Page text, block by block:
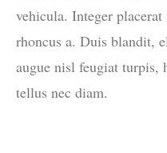
vehicula. Integer
rhoncus a. Duis blandit,
augue nisl feugiat turpis,
tellus nec diam.